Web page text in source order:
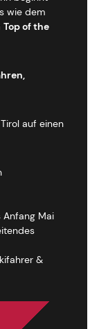
wie dem
Top of the
auf einen
Anfang Mai
&